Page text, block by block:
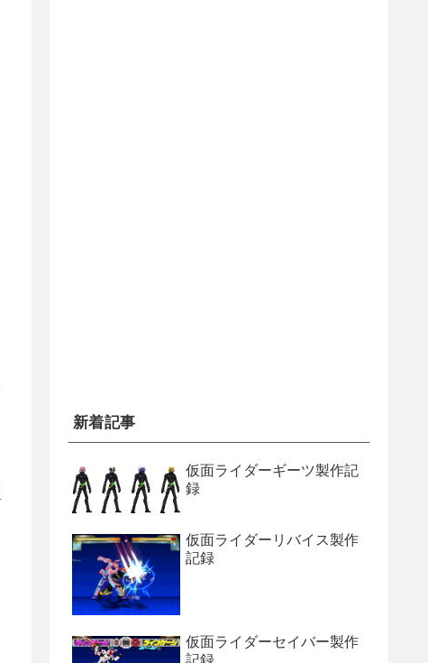
新着記事
仮面ライダーギーツ製作記
録
仮面ライダーリバイス製作
記録
仮面ライダーセイバー製作